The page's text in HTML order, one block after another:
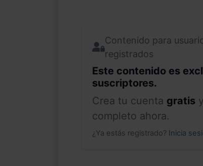
Contenido para
registrados
Este contenido es
suscriptores.
Crea tu cuenta gratis
completo ahora.
¿Ya estás registrado? Inicia